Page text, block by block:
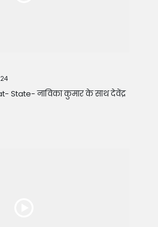
State- नाविका कुमार के साथ देवेंद्र